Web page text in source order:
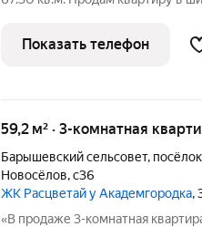
воздух, озеро, уединение от
Показать телефон
59,2 м² · 3-комнатная
Барышевский сельсовет,
Новосёлов,с36
ЖК Расцветай у Академгородка,
«В продаже 3-комнатная